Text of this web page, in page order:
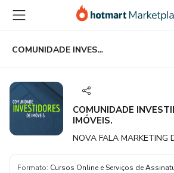
para
conteúdo
principal
para
pagamento
para
rodapé
COMUNIDADE INVESTIDORES DE IMÓVEIS.
COMUNIDADE
IMÓVEIS.
NOVA FALA MARKETING
Formato: Cursos Online e Serviços de